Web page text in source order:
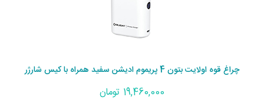
چراغ قوه اولایت بتون 4 پریموم ادیشن سفید همراه با کیس شارژر
19,460,000 تومان